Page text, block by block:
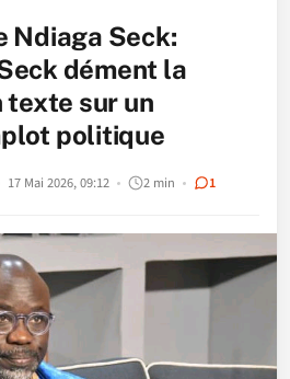
Ndiaga Seck:
dément la
texte sur un
politique
17 Mai 2026, 09:12 2 min 1